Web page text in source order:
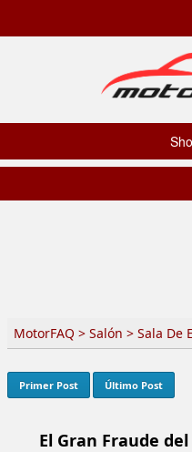
MotorFAQ > Salón > Sala De
Primer Post Último Post
El Gran Fraude